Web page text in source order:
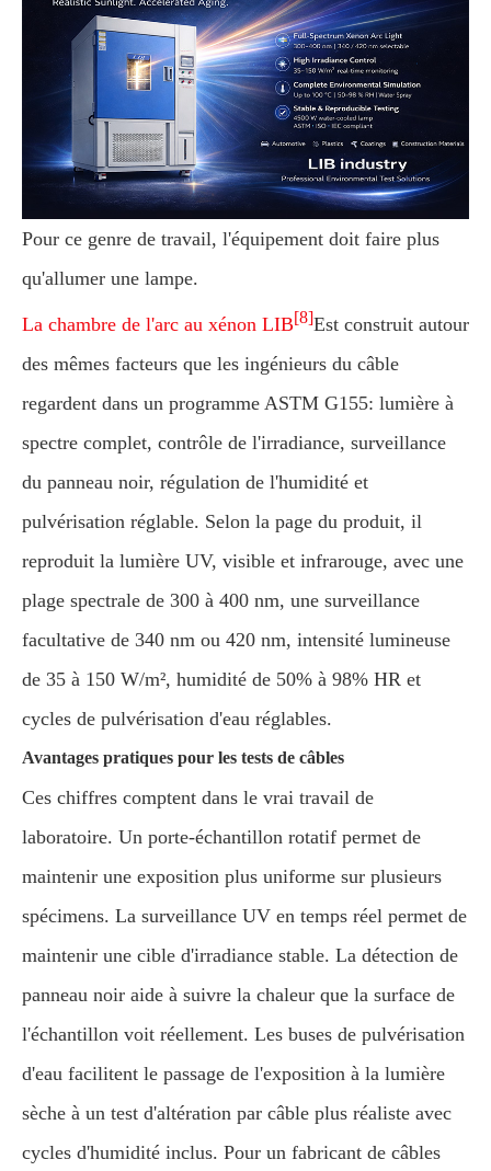
Pour ce genre de travail, l'équipement doit faire plus
qu'allumer une lampe.
La chambre de l'arc au xénon LIB[8]Est construit autour
des mêmes facteurs que les ingénieurs du câble
regardent dans un programme ASTM G155: lumière à
spectre complet, contrôle de l'irradiance, surveillance
du panneau noir, régulation de l'humidité et
pulvérisation réglable. Selon la page du produit, il
reproduit la lumière UV, visible et infrarouge, avec une
plage spectrale de 300 à 400 nm, une surveillance
facultative de 340 nm ou 420 nm, intensité lumineuse
de 35 à 150 W/m², humidité de 50% à 98% HR et
cycles de pulvérisation d'eau réglables.
Avantages pratiques pour les tests de câbles
Ces chiffres comptent dans le vrai travail de
laboratoire. Un porte-échantillon rotatif permet de
maintenir une exposition plus uniforme sur plusieurs
spécimens. La surveillance UV en temps réel permet de
maintenir une cible d'irradiance stable. La détection de
panneau noir aide à suivre la chaleur que la surface de
l'échantillon voit réellement. Les buses de pulvérisation
d'eau facilitent le passage de l'exposition à la lumière
sèche à un test d'altération par câble plus réaliste avec
cycles d'humidité inclus. Pour un fabricant de câbles